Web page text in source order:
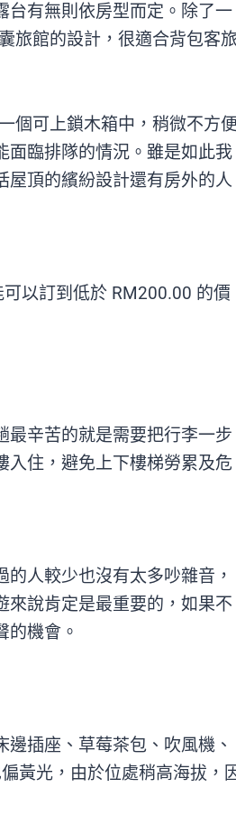
台有無則依房型而定。除了一
旅館的設計，很適合背包客
個可上鎖木箱中，稍微不方
面臨排隊的情況。雖是如此我
屋頂的繽紛設計還有房外的人
以訂到低於 RM200.00 的價
最辛苦的就是需要把行李一步
入住，避免上下樓梯勞累及危
人較少也沒有太多吵雜音，
來說肯定是最重要的，如果不
的機會。
插座、草莓茶包、吹風機、
黃光，由於位處稍高海拔，